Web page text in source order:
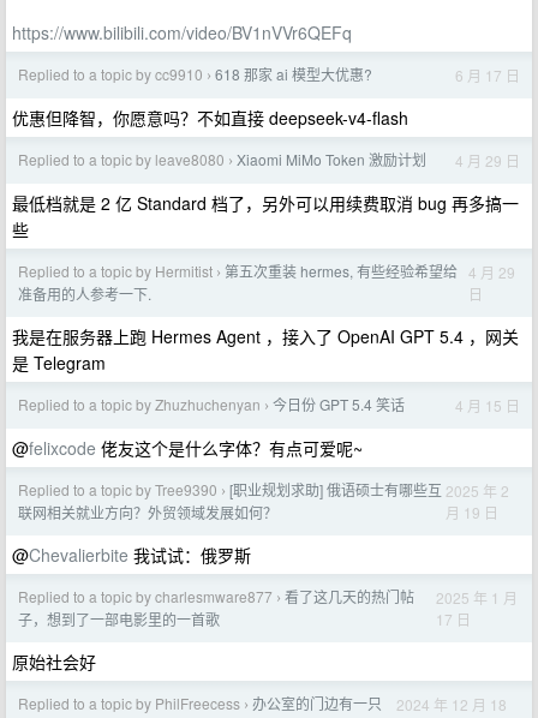
https://www.bilibili.com/video/BV1nVVr6QEFq
Replied to a topic by cc9910 › 618 那家 ai 模型大优惠? 6 月 17 日
优惠但降智，你愿意吗？不如直接 deepseek-v4-flash
Replied to a topic by leave8080 › Xiaomi MiMo Token 激励计划 4 月 29 日
最低档就是 2 亿 Standard 档了，另外可以用续费取消 bug 再多搞一
些
Replied to a topic by Hermitist › 第五次重装 hermes, 有些经验希望给
准备用的人参考一下.
4 月 29
日
我是在服务器上跑 Hermes Agent ，接入了 OpenAI GPT 5.4 ，网关
是 Telegram
Replied to a topic by Zhuzhuchenyan › 今日份 GPT 5.4 笑话 4 月 15 日
@felixcode 佬友这个是什么字体？有点可爱呢~
Replied to a topic by Tree9390 › [职业规划求助] 俄语硕士有哪些互
联网相关就业方向？外贸领域发展如何？
2025 年 2
月 19 日
@Chevalierbite 我试试：俄罗斯
Replied to a topic by charlesmware877 › 看了这几天的热门帖
子，想到了一部电影里的一首歌
2025 年 1 月
17 日
原始社会好
Replied to a topic by PhilFreecess › 办公室的门边有一只
2024 年 12 月 18